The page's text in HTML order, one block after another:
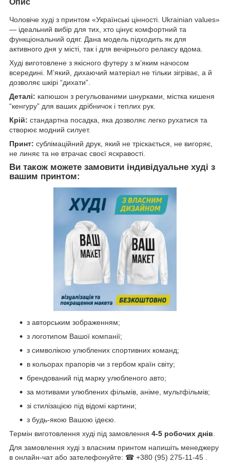
Чоловіче худі з принтом «Українські цінності. Ukrainian values»
— ідеальний вибір для тих, хто цінує комфортний та
функціональний одяг. Дана модель підходить як для
активного дня у місті, так і для вечірнього релаксу вдома.
Худі виготовлене з якісного футеру з м’яким начосом
всередині. М’який, дихаючий матеріал не тільки зігріває, а й
дозволяє шкірі “дихати”.
Деталі: капюшон з регульованими шнурками, містка кишеня
“кенгуру” для ваших дрібничок і теплих рук.
Крій: стандартна посадка, яка дозволяє легко рухатися та
створює модний силует.
Принт: сублімаційний друк, який не тріскається, не вигоряє,
не линяє та не втрачає своєї яскравості.
Ви також можете замовити індивідуальне худі з
вашим принтом:
з авторським зображенням;
з логотипом Вашої компанії;
з символікою улюблених спортивних команд;
в кольорах прапорів чи з гербом країн світу;
брендований під марку улюбленого авто;
за мотивами улюблених фільмів, аніме, мультфільмів;
зі стилізацією під відомі картини;
з будь-якою Вашою ідеєю.
Термін виготовлення худі під замовлення 4-5 робочих днів
Для замовлення худі з власним принтом напишіть менеджеру
в онлайн-чат або зателефонуйте: ☎ +380 (95) 275-11-45 .